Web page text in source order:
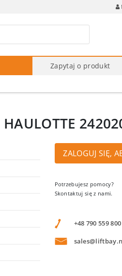
Zapytaj o produkt
HAULOTTE
ZALOGUJ SIĘ,
Potrzebujesz pomocy?
Skontaktuj się z nami.
+48 790 559 800